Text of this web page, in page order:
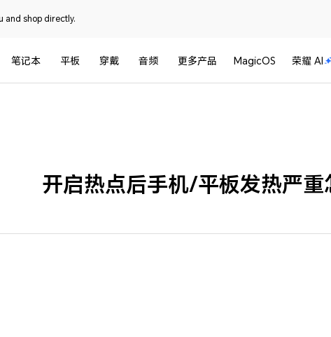
and shop directly.
笔记本 平板 穿戴 音频 更多产品 MagicOS 荣耀 AI
开启热点后手机/平板发热严重